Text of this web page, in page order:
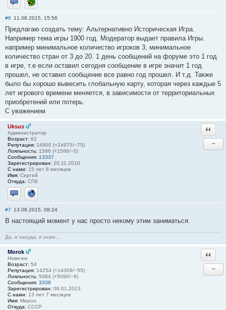
Отправить личное сообщение
ICQ
#6 11.08.2015, 15:56
Предлагаю создать тему: Альтернативно Историческая Игра.
Например тема игры 1900 год. Модератор выдает правила Игры.
например минимальное количество игроков 3, минимальное
количество стран от 3 до 20. 1 день сообщений на форуме это 1 год
в игре, т.е если оставил сегодня сообщение в игре значит 1 год
прошел, не оставил сообщение все равно год прошел. И т.д. Также
было бы хорошо вывесить глобальную карту, которая через каждые 5
лет игрового времени меняется, в зависимости от территориальных
приобретений или потерь.
С уважением
Uksus
Администратор
Возраст: 62
Репутация: 24900 (+24975/−75)
Лояльность: 1586 (+1586/−0)
Сообщения: 13337
Зарегистрирован: 20.11.2010
С нами: 15 лет 8 месяцев
Имя: Сергей
Откуда: СПб
Отправить личное сообщение
Сайт
−
#7 13.08.2015, 08:24
В настоящий момент у нас просто некому этим заниматься.
Да, я зануда, я знаю...
Morok
Новичок
Возраст: 54
Репутация: 14254 (+14309/−55)
Лояльность: 5084 (+5090/−6)
Сообщения: 3338
Зарегистрирован: 06.01.2013
С нами: 13 лет 7 месяцев
Имя: Мирон
Откуда: СССР
−